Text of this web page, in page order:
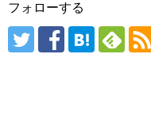
フォローする